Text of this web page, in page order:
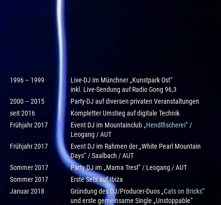
1996 – 1999
Live-DJ im Münchner „Kunstpark Ost“
inkl. Live-Sendung auf Radio Gong 96,3
2000 – 2015
Party-DJ auf diversen privaten Veranstaltungen
seit 2016
Kompletter Umstieg auf digitale Technik
Frühjahr 2017
Event DJ im Mountainclub „Hendlfischerei“ /
Leogang / AUT
Frühjahr 2017
Event DJ im Rahmen der „White Pearl Mountain
Days“ / Saalbach / AUT
Sommer 2017
Party DJ im „Mama Tresl“ / Leogang / AUT
Sommer 2017
Erste Sets auf Ibiza
Januar 2018
Gründung des DJ/Producer-Duos „Cats on Bricks“
und erste gemeinsame Single „Unstoppable“